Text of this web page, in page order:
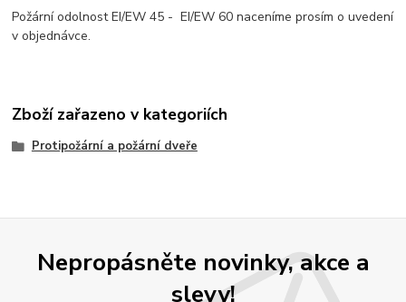
Požární odolnost EI/EW 45 - EI/EW 60 naceníme prosím o uvedení
v objednávce.
Zboží zařazeno v kategoriích
Protipožární a požární dveře
Nepropásněte novinky, akce a
slevy!